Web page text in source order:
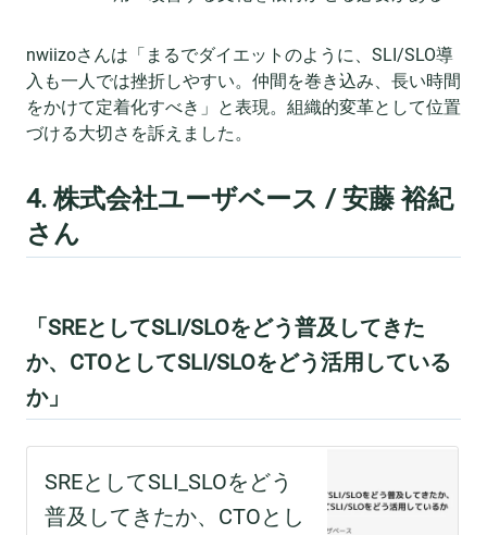
nwiizoさんは「まるでダイエットのように、SLI/SLO導
入も一人では挫折しやすい。仲間を巻き込み、長い時間
をかけて定着化すべき」と表現。組織的変革として位置
づける大切さを訴えました。
4. 株式会社ユーザベース / 安藤 裕紀
さん
「SREとしてSLI/SLOをどう普及してきた
か、CTOとしてSLI/SLOをどう活用している
か」